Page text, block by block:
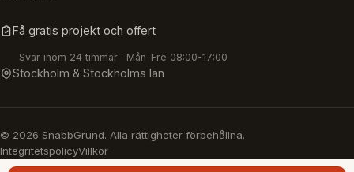
Få gratis projekt och offert
Svar inom 24 timmar · Mån-Fre 08:00-17:00
Stockholm & Stockholms län
© 2026 SnabbGrund. Alla rättigheter förbehållna.
IntegritetspolicyVillkor